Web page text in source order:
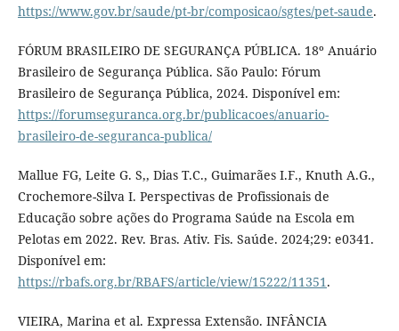
https://www.gov.br/saude/pt-br/composicao/sgtes/pet-saude.
FÓRUM BRASILEIRO DE SEGURANÇA PÚBLICA. 18º Anuário
Brasileiro de Segurança Pública. São Paulo: Fórum
Brasileiro de Segurança Pública, 2024. Disponível em:
https://forumseguranca.org.br/publicacoes/anuario-
brasileiro-de-seguranca-publica/
Mallue FG, Leite G. S,, Dias T.C., Guimarães I.F., Knuth A.G.,
Crochemore-Silva I. Perspectivas de Profissionais de
Educação sobre ações do Programa Saúde na Escola em
Pelotas em 2022. Rev. Bras. Ativ. Fis. Saúde. 2024;29: e0341.
Disponível em:
https://rbafs.org.br/RBAFS/article/view/15222/11351.
VIEIRA, Marina et al. Expressa Extensão. INFÂNCIA